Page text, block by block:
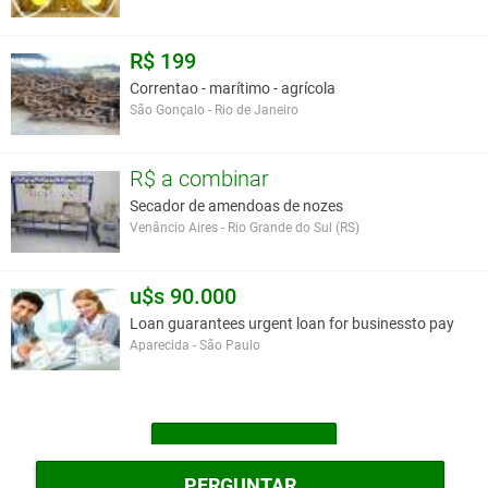
A partir de R$: 16.400,00
Você assume toda a responsabilidade pela cotação deste item. Você acha que
este anúncio é contra a política de Agroads?Informar aqui
R$ 199
Correntao - marítimo - agrícola
São Gonçalo - Rio de Janeiro
R$ a combinar
Secador de amendoas de nozes
Venâncio Aires - Rio Grande do Sul (RS)
u$s 90.000
Loan guarantees urgent loan for businessto pay
Aparecida - São Paulo